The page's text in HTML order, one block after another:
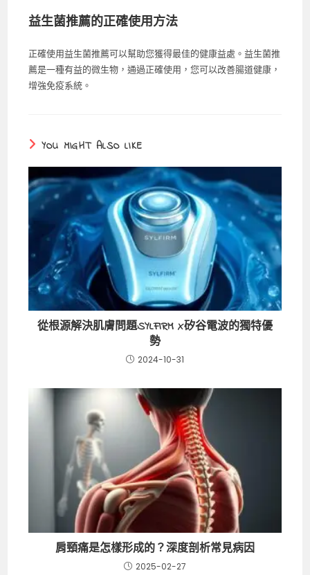
益生菌推薦的正確使用方法
正確使用益生菌推薦可以幫助您獲得最佳的健康益處。益生菌推
薦是一種有益的微生物，通過正確使用，您可以改善腸道健康，
增強免疫系統。
YOU MIGHT ALSO LIKE
從根源解決肌膚問題:SYLFIRM X矽谷電波的獨特優
勢
2024-10-31
肩頸痛是怎樣形成的？深度剖析常見病因
2025-02-27